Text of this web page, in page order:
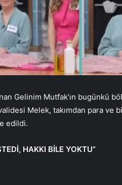
Gelinim Mutfak’ın bugünkü
Melek, takımdan para ve
edildi.
HAKKI BİLE YOKTU”